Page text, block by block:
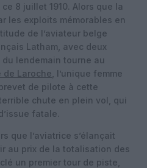
8 juillet 1910. Alors que la
les exploits mémorables en
de l’aviateur belge
Latham, avec deux
lendemain tourne au
de Laroche , l’unique femme
de pilote à cette
chute en plein vol, qui
fatale.
que l’aviatrice s’élançait
au prix de la totalisation des
un premier tour de piste,